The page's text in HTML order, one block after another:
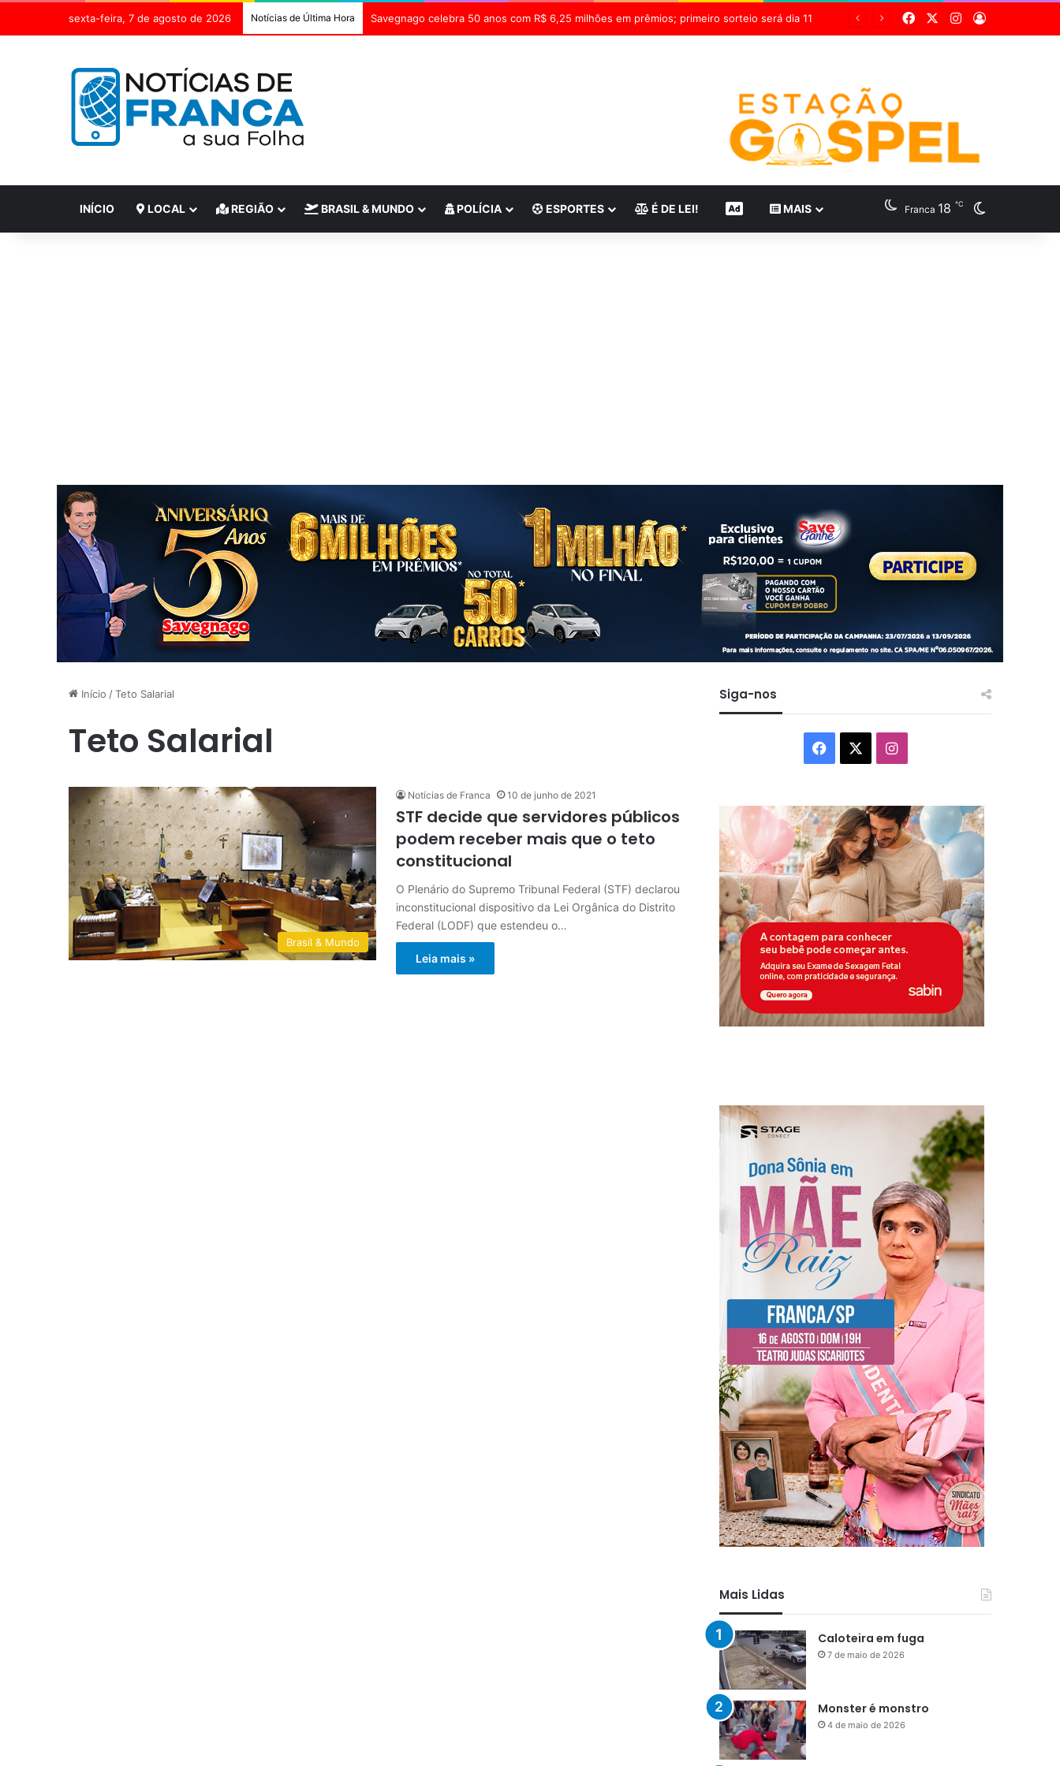
sexta-feira, 7 de agosto de 2026 Notícias de Última Hora FacebookInstagram
Entrar
INÍCIO LOCAL REGIÃO BRASIL & MUNDO POLÍCIA ESPORTES É DE LEI! CONTEÚDO DE MARCA
MAIS Franca 18 ℃
Início /Teto Salarial
Teto Salarial
Brasil & Mundo
Notícias de Franca 10 de junho de 2021
STF decide que servidores públicos
podem receber mais que o teto
constitucional
O Plenário do Supremo Tribunal Federal (STF) declarou
inconstitucional dispositivo da Lei Orgânica do Distrito
Federal (LODF) que estendeu o…
Leia mais »
Siga-nos
Facebook Instagram
Mais Lidas
Caloteira em fuga
4 de maio de 2026
1 de maio de 2026